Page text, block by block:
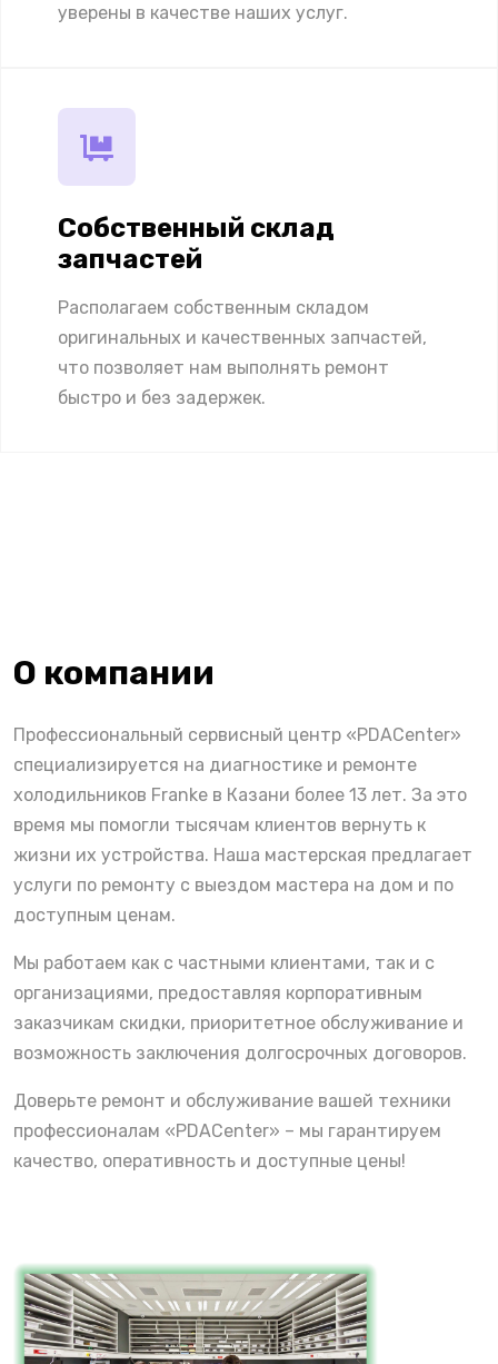
уверены в качестве наших услуг.
Собственный склад
запчастей
Располагаем собственным складом
оригинальных и качественных запчастей,
что позволяет нам выполнять ремонт
быстро и без задержек.
О компании
Профессиональный сервисный центр «PDACenter»
специализируется на диагностике и ремонте
холодильников Franke в Казани более 13 лет. За это
время мы помогли тысячам клиентов вернуть к
жизни их устройства. Наша мастерская предлагает
услуги по ремонту с выездом мастера на дом и по
доступным ценам.
Мы работаем как с частными клиентами, так и с
организациями, предоставляя корпоративным
заказчикам скидки, приоритетное обслуживание и
возможность заключения долгосрочных договоров.
Доверьте ремонт и обслуживание вашей техники
профессионалам «PDACenter» – мы гарантируем
качество, оперативность и доступные цены!